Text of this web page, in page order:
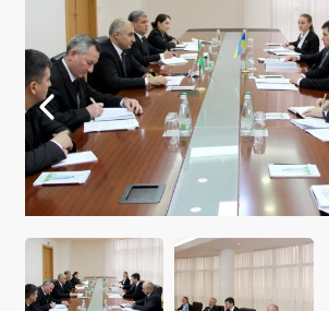
КОНСУЛЬСЬКІ ПОСЛУГИ
МЗС
КОНТАКТНІ ДАНІ